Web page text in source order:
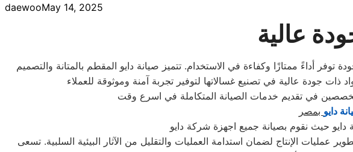
daewooMay 14, 2025
عالية
أداءً ممتازًا وكفاءة في الاستخدام. تتميز صيانة دايو المقطم بالمتانة والتصميم
في تقديم خدمات الصيانة المتكاملة في اسرع وقت
دايو بمصر
حيث نقوم بصيانة جميع اجهزة شركة دايو
عمليات الإنتاج لضمان استدامة العمليات والتقليل من الآثار البيئية السلبية. تسعى